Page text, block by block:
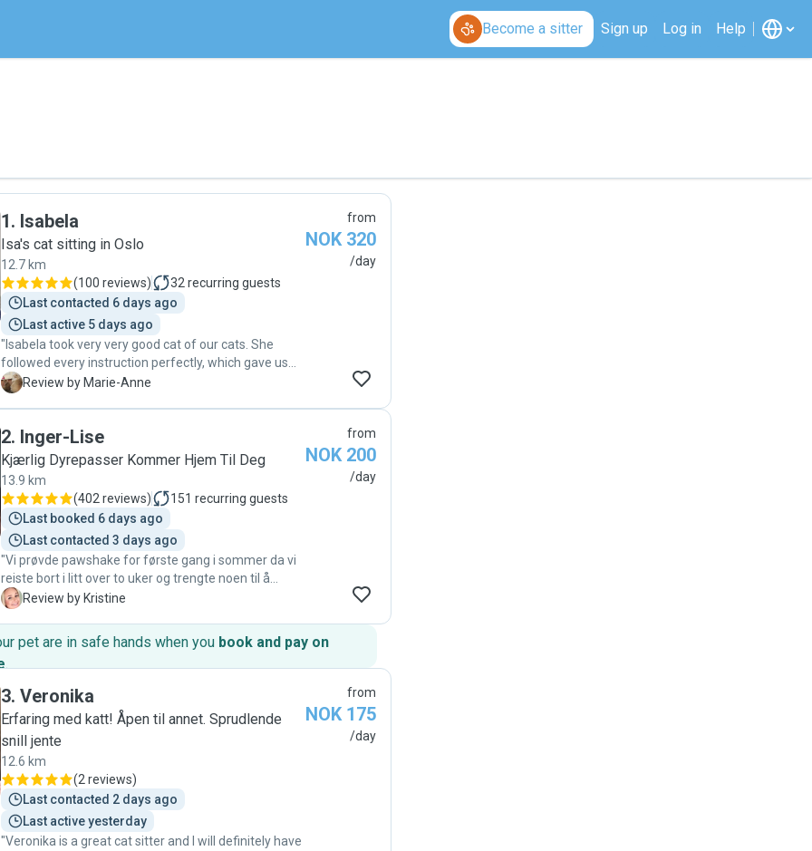
Become a sitter Sign up Log in Help
1. Isabela
Isa's cat sitting in Oslo
12.7 km
(100 reviews) 32 recurring guests
Last contacted 6 days ago
Last active 5 days ago
"Isabela took very very good cat of our cats. She
followed every instruction perfectly, which gave us
complete peace of mind. Our cats were happy,
have asked for a better pet sitter and would
absolutely recommend her to anyone looking for
reliable and attentive pet sitter 🌹"
M Review by Marie-Anne
from
NOK 320
/day
2. Inger-Lise
Kjærlig Dyrepasser Kommer Hjem Til Deg
13.9 km
(402 reviews) 151 recurring guests
Last booked 6 days ago
Last contacted 3 days ago
"Vi prøvde pawshake for første gang i sommer da vi
reiste bort i litt over to uker og trengte noen til å
passe katten vår. Vi fant Inger-Lise og fikk
kom innom oss kort tid etter at vi booket henne for å
hilse på katten og det så ut til å fungere fint. Vi er SÅ
fornøyde med denne tjenesten og Inger-Lise som
kattepasser! Under hele ferien følte vi oss trygge på
at katten vår hadde det bra og fikk masse lek og kos
hver gang Inger-Lise kom innom, og bildene fra hvert
besøk samt en veldig fornøyd katt når vi kom hjem
bekreftet dette. Vi gleder oss til å kunne booke Inger-
Lise neste gang vi reiser på ferie, vi kunne ikke vært
mer fornøyde!"
K Review by Kristine
from
NOK 200
/day
pet are in safe hands when you book and pay on
.
3. Veronika
Erfaring med katt! Åpen til annet. Sprudlende
snill jente
12.6 km
(2 reviews)
Last contacted 2 days ago
Last active yesterday
"Veronika is a great cat sitter and I will definitely have
from
NOK 175
/day